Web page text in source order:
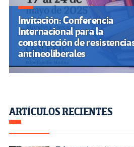
Invitación: Conferencia
Internacional para la
construcción de
antineoliberales
ARTÍCULOS RECIENTES